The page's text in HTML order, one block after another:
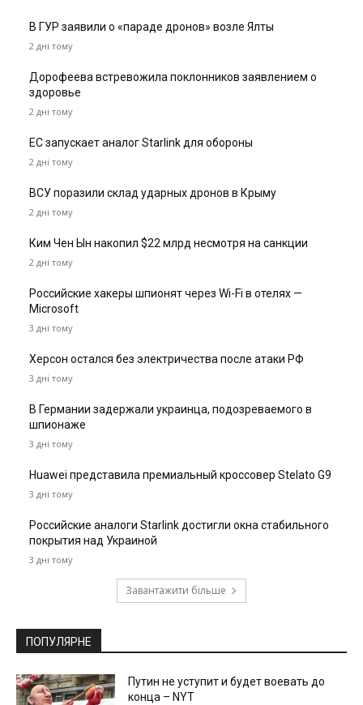
В ГУР заявили о «параде дронов» возле Ялты
2 дні тому
Дорофеева встревожила поклонников заявлением о
здоровье
2 дні тому
ЕС запускает аналог Starlink для обороны
2 дні тому
ВСУ поразили склад ударных дронов в Крыму
2 дні тому
Ким Чен Ын накопил $22 млрд несмотря на санкции
2 дні тому
Российские хакеры шпионят через Wi-Fi в отелях —
Microsoft
3 дні тому
Херсон остался без электричества после атаки РФ
3 дні тому
В Германии задержали украинца, подозреваемого в
шпионаже
3 дні тому
Huawei представила премиальный кроссовер Stelato G9
3 дні тому
Российские аналоги Starlink достигли окна стабильного
покрытия над Украиной
3 дні тому
Завантажити більше
ПОПУЛЯРНЕ
Путин не уступит и будет воевать до
конца – NYT